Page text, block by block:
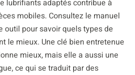
lubrifiants adaptés contribue à
mobiles. Consultez le manuel
outil pour savoir quels types de
le mieux. Une clé bien entretenue
mieux, mais elle a aussi une
ce qui se traduit par des